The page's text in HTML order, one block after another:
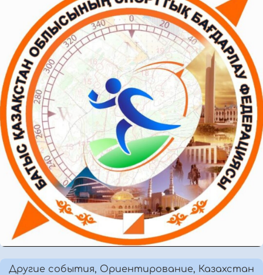
Другие события, Ориентирование, Казахстан